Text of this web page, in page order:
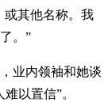
或其他名称。我
。”
业内领袖和她谈
以置信”。